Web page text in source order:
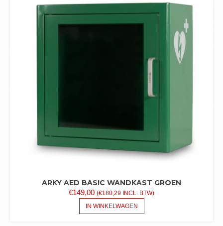
ARKY AED BASIC WANDKAST GROEN
€149,00 (€180,29 INCL. BTW)
IN WINKELWAGEN